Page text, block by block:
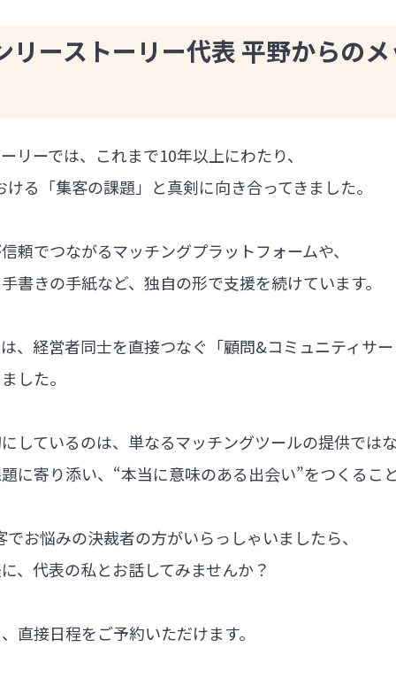
リーストーリー代表 平野からの
リーでは、これまで10年以上にわたり、
る「集客の課題」と真剣に向き合ってきました。
頼でつながるマッチングプラットフォームや、
書きの手紙など、独自の形で支援を続けています。
、経営者同士を直接つなぐ「顧問&コミュニティサ
した。
しているのは、単なるマッチングツールの提供では
に寄り添い、“本当に意味のある出会い”をつくるこ
お悩みの決裁者の方がいらっしゃいましたら、
、代表の私とお話してみませんか？
直接日程をご予約いただけます。